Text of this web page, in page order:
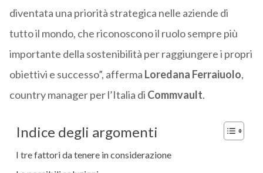
diventata una priorità strategica nelle aziende di
tutto il mondo, che riconoscono il ruolo sempre più
importante della sostenibilità per raggiungere i propri
obiettivi e successo”, afferma Loredana Ferraiuolo,
country manager per l’Italia di Commvault.
Indice degli argomenti
I tre fattori da tenere in considerazione